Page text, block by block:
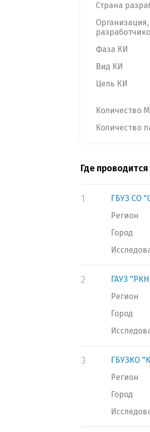
Страна
Фаза КИ
Вид КИ
Цель КИ
Количество
Количество
Где
1
ГБУЗ СО
Регион
Город
2
ГАУЗ
Регион
Город
3
ГБУЗКО
Регион
Город